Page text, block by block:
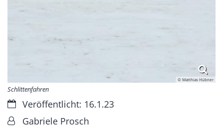
© Matthias Hübner
Schlittenfahren
Datum:Veröffentlicht: 16.1.23
Von:Gabriele Prosch